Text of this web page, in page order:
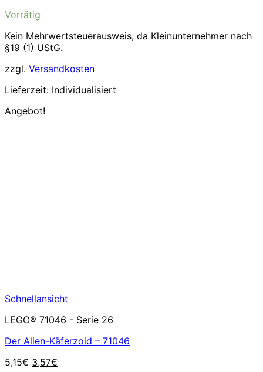
war:
Vorrätig
Kein Mehrwertsteuerausweis, da Kleinunternehmer nach
§19 (1) UStG.
zzgl. Versandkosten
Lieferzeit: Individualisiert
Angebot!
Schnellansicht
LEGO® 71046 - Serie 26
Der Alien-Käferzoid – 71046
5,15€ Ursprünglicher
3,57€